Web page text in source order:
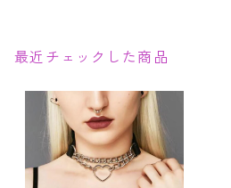
最近チェックした商品